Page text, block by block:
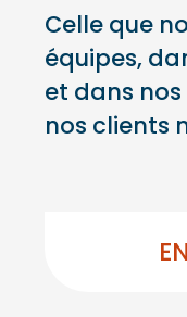
Celle que
équipes,
et dans
nos clients